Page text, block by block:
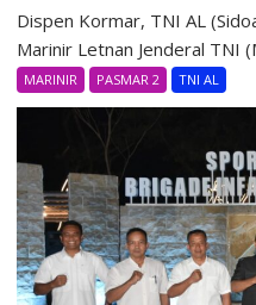
Dispen Kormar, TNI AL
Marinir Letnan Jenderal TNI
MARINIR PASMAR 2 TNI AL